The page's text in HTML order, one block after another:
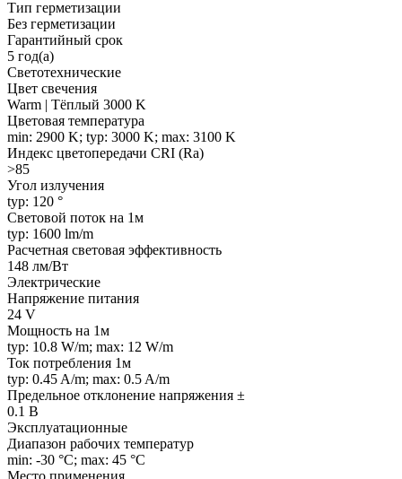
Тип герметизации
Без герметизации
Гарантийный срок
5 год(а)
Светотехнические
Цвет свечения
Warm | Тёплый 3000 K
Цветовая температура
min: 2900 K; typ: 3000 K; max: 3100 K
Индекс цветопередачи CRI (Ra)
>85
Угол излучения
typ: 120 °
Световой поток на 1м
typ: 1600 lm/m
Расчетная световая эффективность
148 лм/Вт
Электрические
Напряжение питания
24 V
Мощность на 1м
typ: 10.8 W/m; max: 12 W/m
Ток потребления 1м
typ: 0.45 A/m; max: 0.5 A/m
Предельное отклонение напряжения ±
0.1 В
Эксплуатационные
Диапазон рабочих температур
min: -30 °C; max: 45 °C
Место применения